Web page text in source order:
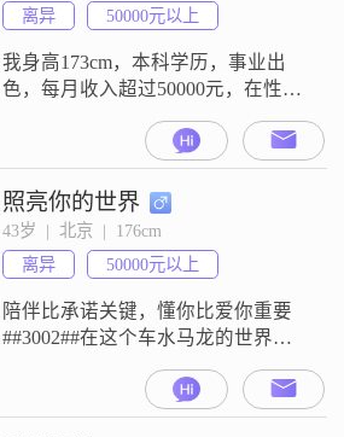
离异
50000元以上
我身高173cm，本科学历，事业出
色，每月收入超过50000元，在性格
人，做事自信果断，不喜欢拖泥带
水。在生活中，我也是一个幽默风
趣的人，善于与人沟通交流，能够
给身边的人带来快乐和轻松的氛
围。此外，我有着强烈的责任感和
成熟稳重的个性，对待家庭和朋友
都会非常真诚可靠。我认为，选择
一个伴侣不仅
照亮你的世界
43岁  |  北京  |  176cm
离异
50000元以上
陪伴比承诺关键，懂你比爱你重要
##3002##在这个车水马龙的世界，